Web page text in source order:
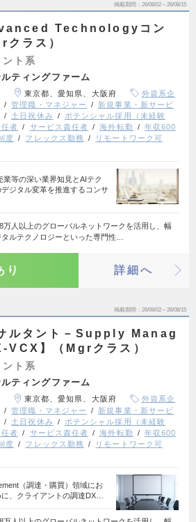
掲載期間 26/08/02～26/08/15
Technologyコン
クラス）
ト系
ティングファーム
東京都、愛知県、大阪府
外資系企
管理職・マネジャー
新規事業・新サービ
土日祝休み
ポテンシャル採用（未経験
者 サービス責任者 海外転勤
年収600
度 フレックス勤務
リモートワーク可
業等の深い業界知見とAIテク
ジタル変革を推進するコンサ
万人以上のグローバルネットワークを活用し、幅
ルテクノロジーといった専門性…
り 詳細へ
掲載期間 26/08/02～26/08/15
ルタント－Supply Manag
】（Mgrクラス）
ト系
ティングファーム
東京都、愛知県、大阪府
外資系企
管理職・マネジャー
新規事業・新サービ
土日祝休み
ポテンシャル採用（未経験
者 サービス責任者 海外転勤
年収600
度 フレックス勤務
リモートワーク可
（調達・購買）領域にお
、クライアントの調達DX…